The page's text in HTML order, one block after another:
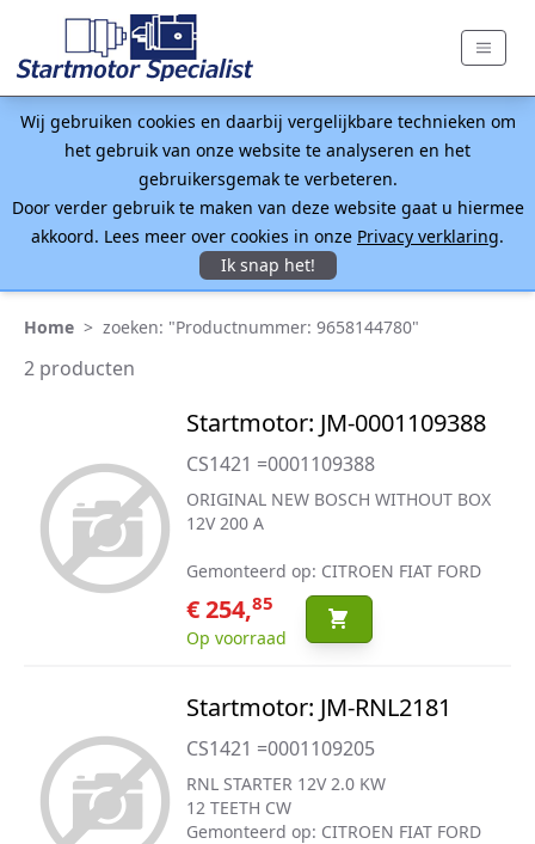
Wij gebruiken cookies en daarbij vergelijkbare technieken om
het gebruik van onze website te analyseren en het
gebruikersgemak te verbeteren.
Door verder gebruik te maken van deze website gaat u hiermee
akkoord. Lees meer over cookies in onze Privacy verklaring.
Ik snap het!
Home > zoeken: "Productnummer: 9658144780"
2 producten
Startmotor: JM-0001109388
CS1421 =0001109388
ORIGINAL NEW BOSCH WITHOUT BOX
12V 200 A
Gemonteerd op: CITROEN FIAT FORD
€ 254,85
Op voorraad
Startmotor: JM-RNL2181
CS1421 =0001109205
RNL STARTER 12V 2.0 KW
12 TEETH CW
Gemonteerd op: CITROEN FIAT FORD